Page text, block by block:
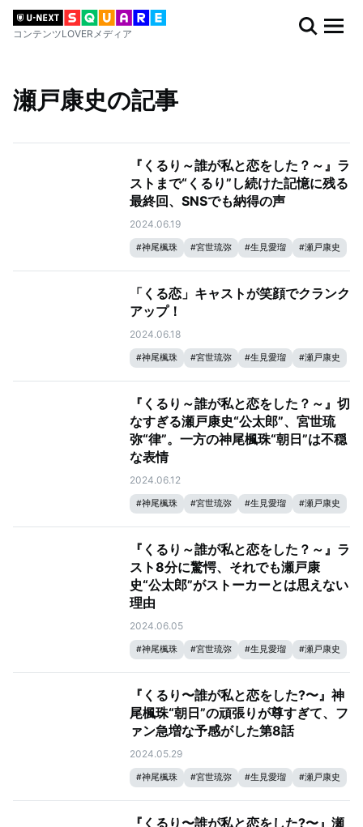
コンテンツLOVERメディア
瀬戸康史の記事
『くるり～誰が私と恋をした？～』ラ
ストまで“くるり”し続けた記憶に残る
最終回、SNSでも納得の声
2024.06.19
#神尾楓珠 #宮世琉弥 #生見愛瑠 #瀬戸康史
「くる恋」キャストが笑顔でクランク
アップ！
2024.06.18
#神尾楓珠 #宮世琉弥 #生見愛瑠 #瀬戸康史
『くるり～誰が私と恋をした？～』切
なすぎる瀬戸康史“公太郎”、宮世琉
弥“律”。一方の神尾楓珠“朝日”は不穏
な表情
2024.06.12
#神尾楓珠 #宮世琉弥 #生見愛瑠 #瀬戸康史
『くるり～誰が私と恋をした？～』ラ
スト8分に驚愕、それでも瀬戸康
史“公太郎”がストーカーとは思えない
理由
2024.06.05
#神尾楓珠 #宮世琉弥 #生見愛瑠 #瀬戸康史
『くるり〜誰が私と恋をした?〜』神
尾楓珠“朝日”の頑張りが尊すぎて、フ
ァン急増な予感がした第8話
2024.05.29
#神尾楓珠 #宮世琉弥 #生見愛瑠 #瀬戸康史
『くるり〜誰が私と恋をした?〜』瀬